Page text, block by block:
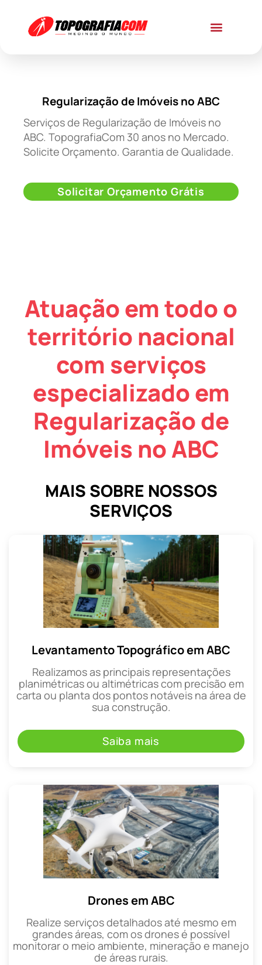
Regularização de Imóveis no ABC
Serviços de Regularização de Imóveis no
ABC. TopografiaCom 30 anos no Mercado.
Solicite Orçamento. Garantia de Qualidade.
Solicitar Orçamento Grátis
Atuação em todo o
território nacional
com serviços
especializado em
Regularização de
Imóveis no ABC
MAIS SOBRE NOSSOS
SERVIÇOS
Levantamento Topográfico em ABC
Realizamos as principais representações
planimétricas ou altimétricas com precisão em
carta ou planta dos pontos notáveis na área de
sua construção.
Saiba mais
Drones em ABC
Realize serviços detalhados até mesmo em
grandes áreas, com os drones é possível
monitorar o meio ambiente, mineração e manejo
de áreas rurais.